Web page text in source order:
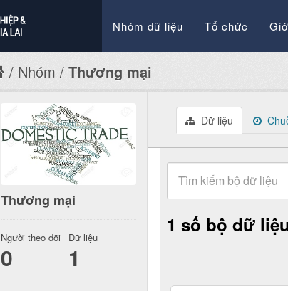
Nhóm dữ liệu Tổ chức
Nhóm Thương mại
Dữ liệu
1 số bộ dữ
Thương mại
Người theo dõi
0
Dữ liệu
1